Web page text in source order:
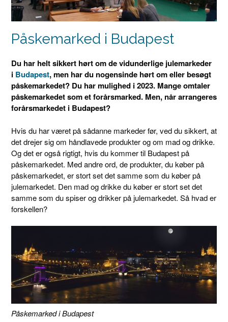
Påskemarked i Budapest
Du har helt sikkert hørt om de vidunderlige julemarkeder
i Budapest, men har du nogensinde hørt om eller besøgt
påskemarkedet? Du har mulighed i 2023. Mange omtaler
påskemarkedet som et forårsmarked. Men, når arrangeres
forårsmarkedet i Budapest?
Hvis du har været på sådanne markeder før, ved du sikkert, at
det drejer sig om håndlavede produkter og om mad og drikke.
Og det er også rigtigt, hvis du kommer til Budapest på
påskemarkedet. Med andre ord, de produkter, du køber på
påskemarkedet, er stort set det samme som du køber på
julemarkedet. Den mad og drikke du køber er stort set det
samme som du spiser og drikker på julemarkedet. Så hvad er
forskellen?
Påskemarked i Budapest